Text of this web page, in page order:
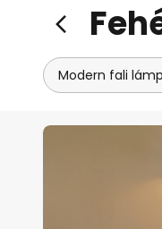
Modern fali